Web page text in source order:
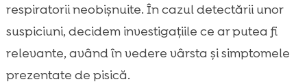
respiratorii neobișnuite. În cazul detectării unor
suspiciuni, decidem investigațiile ce ar putea fi
relevante, având în vedere vârsta și simptomele
prezentate de pisică.